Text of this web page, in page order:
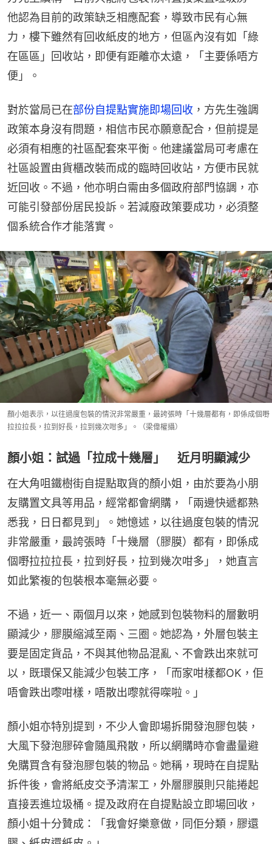
他認為目前的政策缺乏相應配套，導致市民有心無
力，樓下雖然有回收紙皮的地方，但區內沒有如「綠
在區區」回收站，即便有距離亦太遠，「主要係唔方
便」。
對於當局已在部份自提點實施即場回收 ，方先生強調
政策本身沒有問題，相信市民亦願意配合，但前提是
必須有相應的社區配套來平衡。他建議當局可考慮在
社區設置由貨櫃改裝而成的臨時回收站，方便市民就
近回收。不過，他亦明白需由多個政府部門協調，亦
可能引發部份居民投訴。若減廢政策要成功，必須整
個系統合作才能落實。
顏小姐表示，以往過度包裝的情況非常嚴重，最誇張時「十幾層都有，即係成個嘢
拉拉拉長，拉到好長，拉到幾次咁多」。（梁偉權攝）
顏小姐：試過「拉成十幾層」 近月明顯減少
在大角咀鐵樹街自提點取貨的顏小姐，由於要為小朋
友購置文具等用品，經常都會網購，「兩邊快遞都熟
悉我，日日都見到」。她憶述，以往過度包裝的情況
非常嚴重，最誇張時「十幾層（膠膜）都有，即係成
個嘢拉拉拉長，拉到好長，拉到幾次咁多」，她直言
如此繁複的包裝根本毫無必要。
不過，近一、兩個月以來，她感到包裝物料的層數明
顯減少，膠膜縮減至兩、三圈。她認為，外層包裝主
要是固定貨品，不與其他物品混亂、不會跌出來就可
以，既環保又能減少包裝工序，「而家咁樣都OK，佢
唔會跌出嚟咁樣，唔散出嚟就得㗎啦。」
顏小姐亦特別提到，不少人會即場拆開發泡膠包裝，
大風下發泡膠碎會隨風飛散，所以網購時亦會盡量避
免購買含有發泡膠包裝的物品。她稱，現時在自提點
拆件後，會將紙皮交予清潔工，外層膠膜則只能捲起
直接丟進垃圾桶。提及政府在自提點設立即場回收，
顏小姐十分贊成：「我會好樂意做，同佢分類，膠還